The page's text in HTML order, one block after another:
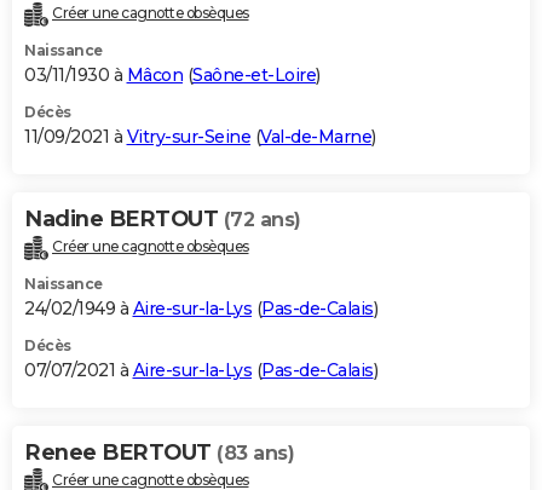
Créer une cagnotte obsèques
Naissance
03/11/1930 à Mâcon (Saône-et-Loire)
Décès
11/09/2021 à Vitry-sur-Seine (Val-de-Marne)
Nadine BERTOUT (72 ans)
Créer une cagnotte obsèques
Naissance
24/02/1949 à Aire-sur-la-Lys (Pas-de-Calais)
Décès
07/07/2021 à Aire-sur-la-Lys (Pas-de-Calais)
Renee BERTOUT (83 ans)
Créer une cagnotte obsèques